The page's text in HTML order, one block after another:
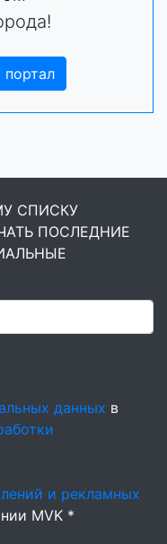
СПИСКУ
ПОСЛЕДНИЕ
данных в
и рекламных
MVK *